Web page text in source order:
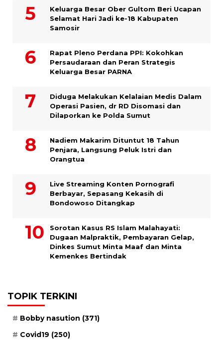
Keluarga Besar Ober Gultom Beri Ucapan
Selamat Hari Jadi ke-18 Kabupaten
Samosir
Rapat Pleno Perdana PPI: Kokohkan
Persaudaraan dan Peran Strategis
Keluarga Besar PARNA
Diduga Melakukan Kelalaian Medis Dalam
Operasi Pasien, dr RD Disomasi dan
Dilaporkan ke Polda Sumut
​Nadiem Makarim Dituntut 18 Tahun
Penjara, Langsung Peluk Istri dan
Orangtua
Live Streaming Konten Pornografi
Berbayar, Sepasang Kekasih di
Bondowoso Ditangkap
Sorotan Kasus RS Islam Malahayati:
Dugaan Malpraktik, Pembayaran Gelap,
Dinkes Sumut Minta Maaf dan Minta
Kemenkes Bertindak
TOPIK TERKINI
Bobby nasution (371)
Covid19 (250)